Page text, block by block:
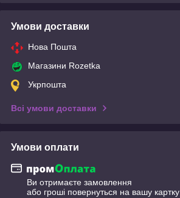
Умови доставки
Нова Пошта
Магазини Rozetka
Укрпошта
Всі умови доставки
Умови оплати
Ви отримаєте замовлення
або гроші повернуться на вашу картку